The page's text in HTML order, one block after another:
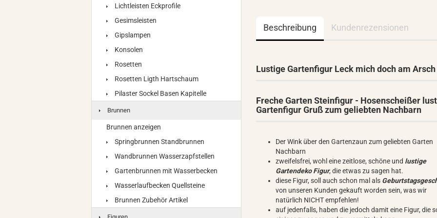
Beschreibung Kundenrezensionen
Lustige Gartenfigur Leck mich doch am Arsch
Freche Garten Steinfigur - Hosenscheißer
Gartenfigur Gruß zum geliebten Nachbarn
Der Wink über den Gartenzaun zum geliebten Garten
Nachbarn
zweifelsfrei, wohl eine zeitlose, schöne und lustige
Gartendeko Figur, die etwas zu sagen hat.
diese Figur, soll auch schon mal als
von unseren Kunden gekauft worden sein, was wir
natürlich NICHT empfehlen!
auf jedenfalls, haben die jedoch damit eine Figur, die
Lichtleisten Eckprofile
Gesimsleisten
Gipslampen
Konsolen
Rosetten
Rosetten Ligth Hartschaum
Pilaster Sockel Basen Kapitelle
Brunnen
Brunnen anzeigen
Springbrunnen Standbrunnen
Wandbrunnen Wasserzapfstellen
Gartenbrunnen mit Wasserbecken
Wasserlaufbecken Quellsteine
Brunnen Zubehör Artikel